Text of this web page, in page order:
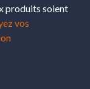
produits soient
vos